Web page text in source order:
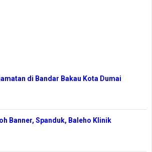
di Bandar Bakau Kota Dumai
Banner, Spanduk, Baleho Klinik